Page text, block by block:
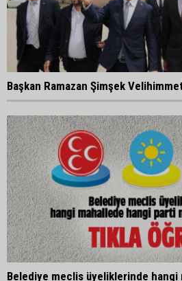
Başkan Ramazan Şimşek
Belediye meclis üyeliklerinde